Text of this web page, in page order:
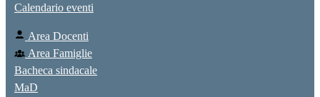
Calendario eventi
Area Docenti
Area Famiglie
Bacheca sindacale
MaD